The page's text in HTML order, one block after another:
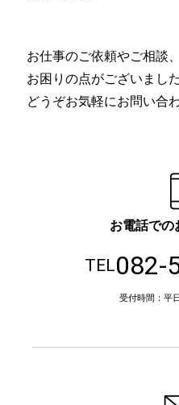
お仕事のご依頼やご相談
お困りの点がございました
どうぞお気軽にお問い合
お電話での
TEL082-
受付時間：平